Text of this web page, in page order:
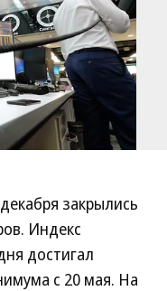
закрылись
Индекс
достигал
с 20 мая. На